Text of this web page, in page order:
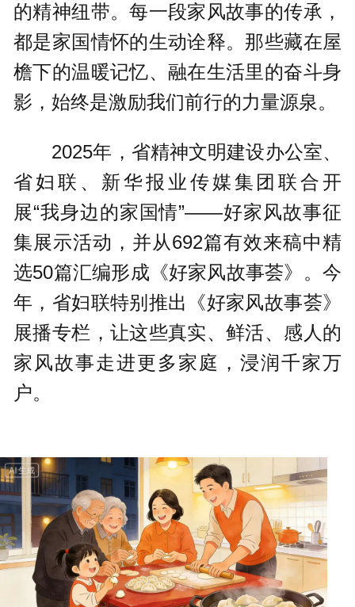
的精神纽带。每一段家风故事的传承，
都是家国情怀的生动诠释。那些藏在屋
檐下的温暖记忆、融在生活里的奋斗身
影，始终是激励我们前行的力量源泉。
2025年，省精神文明建设办公室、
省妇联、新华报业传媒集团联合开
展“我身边的家国情”——好家风故事征
集展示活动，并从692篇有效来稿中精
选50篇汇编形成《好家风故事荟》。今
年，省妇联特别推出《好家风故事荟》
展播专栏，让这些真实、鲜活、感人的
家风故事走进更多家庭，浸润千家万
户。